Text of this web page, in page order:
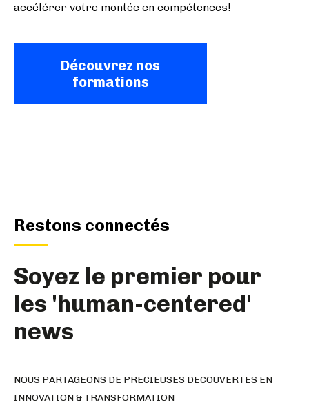
accélérer votre montée en compétences!
Découvrez nos
formations
Restons connectés
Soyez le premier pour
les 'human-centered'
news
NOUS PARTAGEONS DE PRECIEUSES DECOUVERTES EN
INNOVATION & TRANSFORMATION